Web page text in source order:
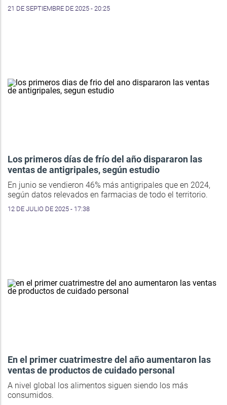
21 DE SEPTIEMBRE DE 2025 - 20:25
Los primeros días de frío del año dispararon las
ventas de antigripales, según estudio
En junio se vendieron 46% más antigripales que en 2024,
según datos relevados en farmacias de todo el territorio.
12 DE JULIO DE 2025 - 17:38
En el primer cuatrimestre del año aumentaron las
ventas de productos de cuidado personal
A nivel global los alimentos siguen siendo los más
consumidos.